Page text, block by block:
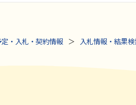
定・入札・契約情報
入札情報・結果検